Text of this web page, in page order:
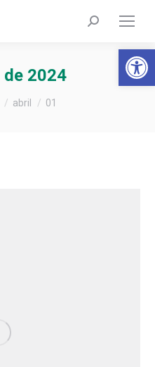
Barra de
Search:
de 2024
abril 01